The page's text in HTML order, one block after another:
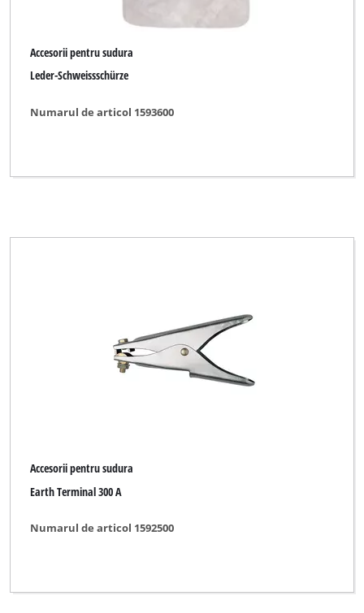
Accesorii pentru sudura
Leder-Schweissschürze
Numarul de articol 1593600
Accesorii pentru sudura
Earth Terminal 300 A
Numarul de articol 1592500